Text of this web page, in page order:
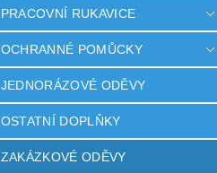
PRACOVNÍ RUKAVICE
OCHRANNÉ POMŮCKY
JEDNORÁZOVÉ ODĚVY
OSTATNÍ DOPLŇKY
ZAKÁZKOVÉ ODĚVY